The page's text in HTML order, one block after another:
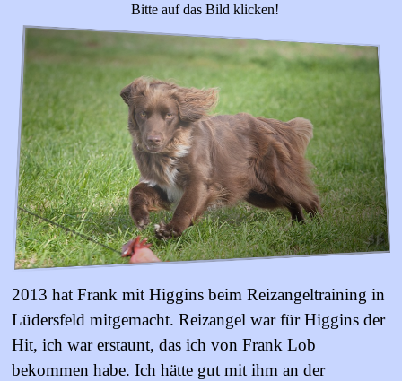
Bitte auf das Bild klicken!
2013 hat Frank mit Higgins beim Reizangeltraining in
Lüdersfeld mitgemacht. Reizangel war für Higgins der
Hit, ich war erstaunt, das ich von Frank Lob
bekommen habe. Ich hätte gut mit ihm an der